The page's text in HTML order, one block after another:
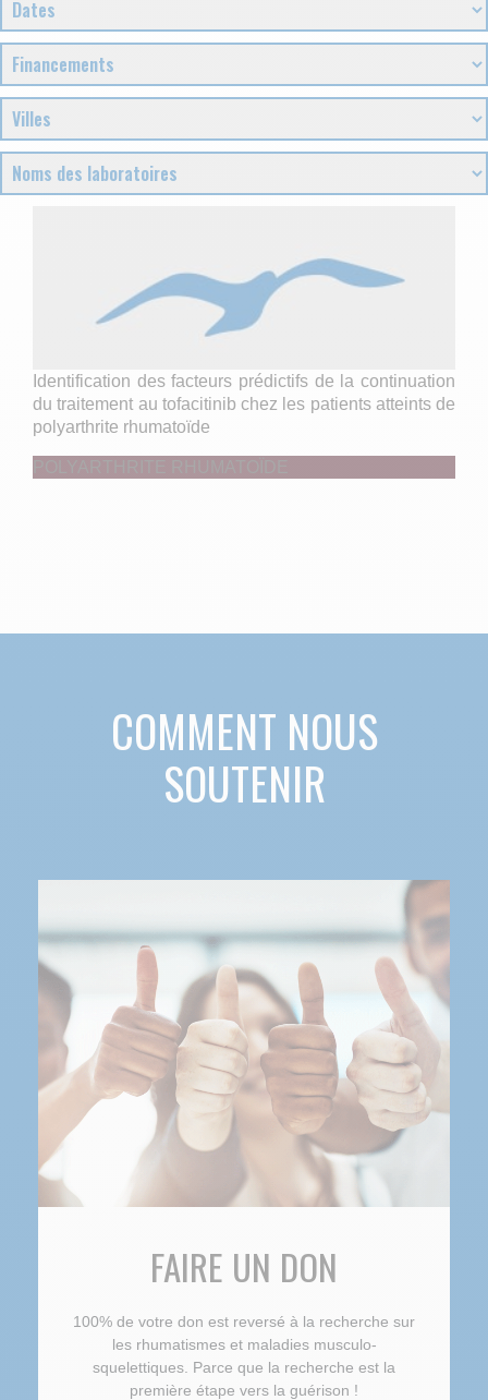
Identification des facteurs prédictifs de la continuation
du traitement au tofacitinib chez les patients atteints de
polyarthrite rhumatoïde
COMMENT NOUS
SOUTENIR
FAIRE UN DON
100% de votre don est reversé à la recherche sur
les rhumatismes et maladies musculo-
squelettiques. Parce que la recherche est la
première étape vers la guérison !